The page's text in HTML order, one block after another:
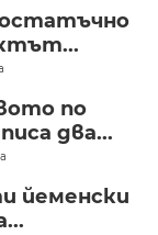
по
два...
йеменски